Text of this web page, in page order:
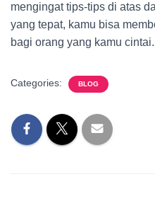
mengingat tips-tips di atas
yang tepat, kamu bisa
bagi orang yang kamu
Categories: BLOG